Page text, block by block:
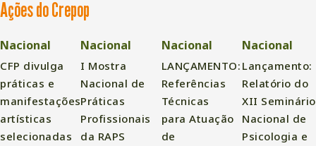
Ações do Crepop
Nacional
CFP divulga
práticas e
manifestações
artísticas
selecionadas
Nacional
I Mostra
Nacional de
Práticas
Profissionais
da RAPS
Nacional
LANÇAMENTO:
Referências
Técnicas
para Atuação
de
Nacional
Lançamento:
Relatório do
XII Seminário
Nacional de
Psicologia e